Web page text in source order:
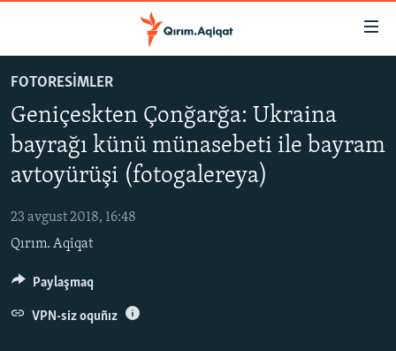
mündericege
qaytmaq
Baş
navigatsiyağa
qaytmaq
qaytmaq
SİYASET
İQTİSADİYAT
CEMİYET
MEDENİYET
İNSAN AQLARI
VİDEO
SÜRET
FOTORESİMLER
Geniçeskten Çonğarğa: Ukraina
bayrağı künü münasebeti ile bayram
avtoyürüşi (fotogalereya)
23 avgust 2018, 16:48
Qırım. Aqiqat
Paylaşmaq
VPN-siz oquñız